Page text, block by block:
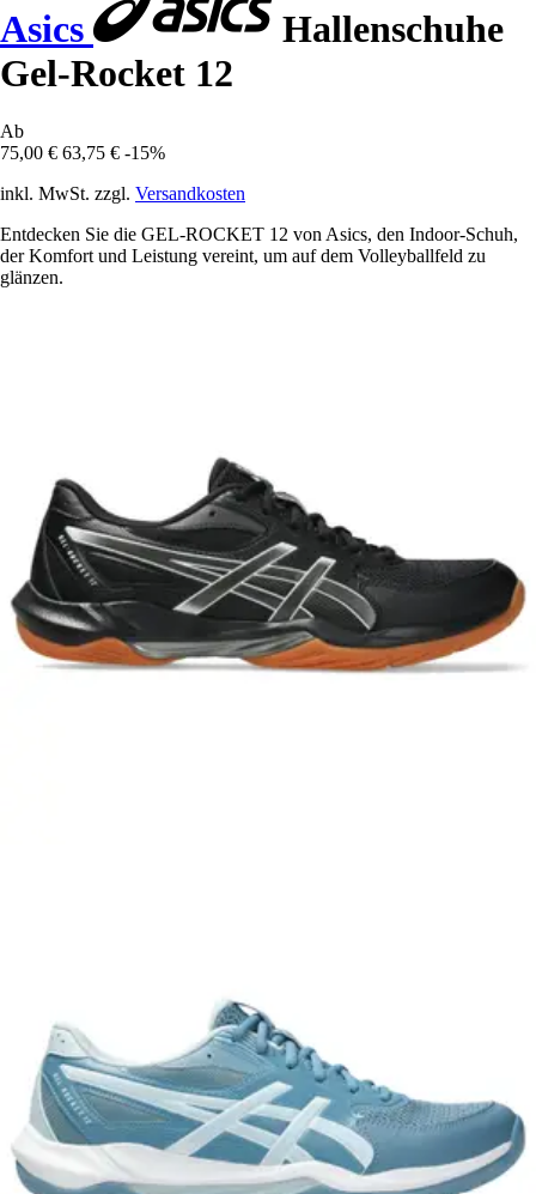
Asics
Hallenschuhe
Gel-Rocket 12
Ab
75,00 € 63,75 € -15%
inkl. MwSt. zzgl. Versandkosten
Entdecken Sie die GEL-ROCKET 12 von Asics, den Indoor-Schuh,
der Komfort und Leistung vereint, um auf dem Volleyballfeld zu
glänzen.